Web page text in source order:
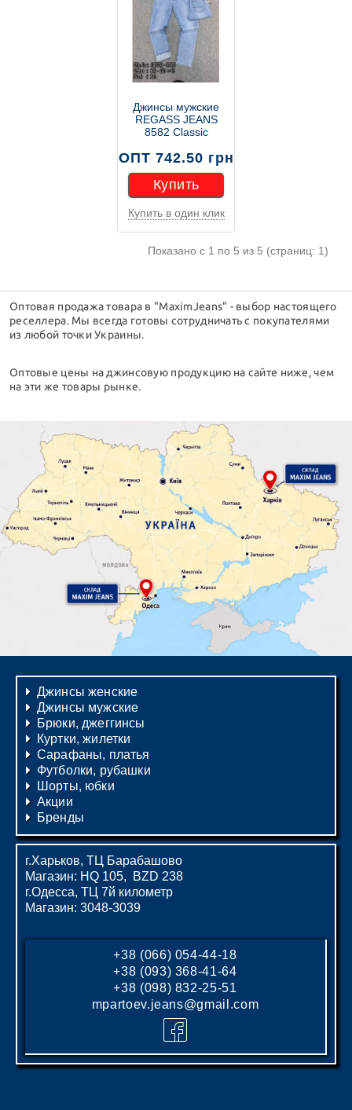
Джинсы мужские
REGASS JEANS
8582 Classic
ОПТ 742.50 грн
Купить
Купить
Купить в один клик
Показано с 1 по 5 из 5 (страниц: 1)
Оптовая продажа товара в "MaximJeans" - выбор настоящего
реселлера. Мы всегда готовы сотрудничать с покупателями
из любой точки Украины.
Оптовые цены на джинсовую продукцию на сайте ниже, чем
на эти же товары рынке.
Джинсы женские
Джинсы мужские
Брюки, джеггинсы
Куртки, жилетки
Сарафаны, платья
Футболки, рубашки
Шорты, юбки
Акции
Бренды
г.Харьков, ТЦ Барабашово
Магазин: HQ 105, BZD 238
г.Одесса, ТЦ 7й километр
Магазин: 3048-3039
+38 (066) 054-44-18
+38 (093) 368-41-64
+38 (098) 832-25-51
mpartoev.jeans@gmail.com